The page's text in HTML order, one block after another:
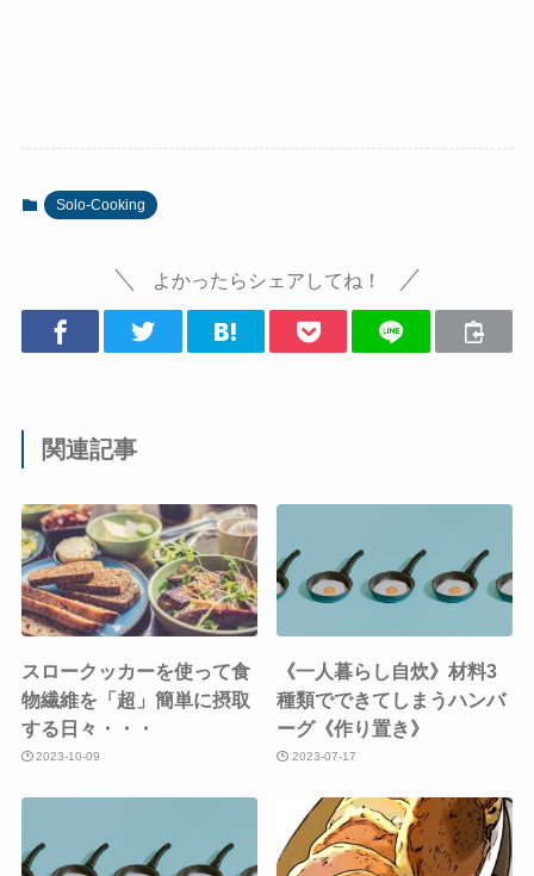
Solo-Cooking
よかったらシェアしてね！
関連記事
スロークッカーを使って食
物繊維を「超」簡単に摂取
する日々・・・
2023-10-09
《一人暮らし自炊》材料3
種類でできてしまうハンバ
ーグ《作り置き》
2023-07-17